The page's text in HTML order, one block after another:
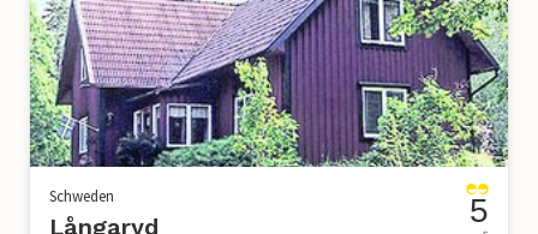
Schweden
Långaryd 5